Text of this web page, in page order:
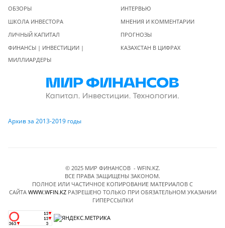
ОБЗОРЫ
ШКОЛА ИНВЕСТОРА
ЛИЧНЫЙ КАПИТАЛ
ФИНАНСЫ | ИНВЕСТИЦИИ |
МИЛЛИАРДЕРЫ
ИНТЕРВЬЮ
МНЕНИЯ И КОММЕНТАРИИ
ПРОГНОЗЫ
КАЗАХСТАН В ЦИФРАХ
Архив за 2013-2019 годы
© 2025 МИР ФИНАНСОВ - WFIN.KZ.
ВСЕ ПРАВА ЗАЩИЩЕНЫ ЗАКОНОМ.
ПОЛНОЕ ИЛИ ЧАСТИЧНОЕ КОПИРОВАНИЕ МАТЕРИАЛОВ C
САЙТА WWW.WFIN.KZРАЗРЕШЕНО ТОЛЬКО ПРИ ОБЯЗАТЕЛЬНОМ УКАЗАНИИ
ГИПЕРССЫЛКИ